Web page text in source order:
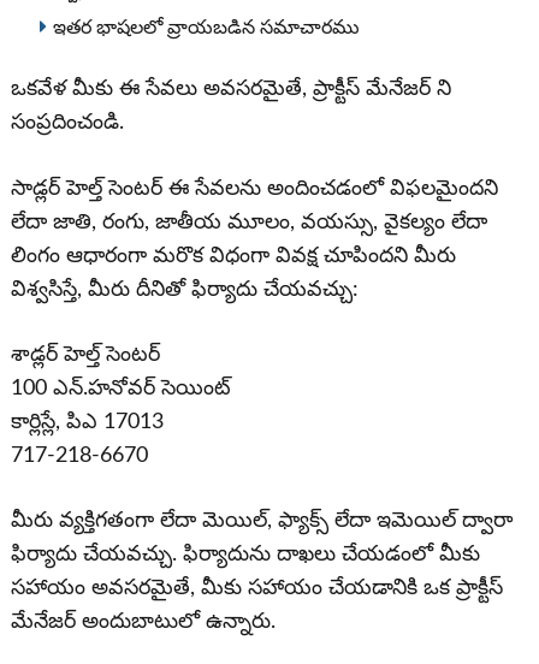
ఇతర భాషలలో వ్రాయబడిన సమాచారము
ఒకవేళ మీకు ఈ సేవలు అవసరమైతే, ప్రాక్టీస్ మేనేజర్ ని
సంప్రదించండి.
సాడ్లర్ హెల్త్ సెంటర్ ఈ సేవలను అందించడంలో విఫలమైందని
లేదా జాతి, రంగు, జాతీయ మూలం, వయస్సు, వైకల్యం లేదా
లింగం ఆధారంగా మరొక విధంగా వివక్ష చూపిందని మీరు
విశ్వసిస్తే, మీరు దీనితో ఫిర్యాదు చేయవచ్చు:
శాడ్లర్ హెల్త్ సెంటర్
100 ఎన్.హనోవర్ సెయింట్
కార్లిస్లే, పిఎ 17013
717-218-6670
మీరు వ్యక్తిగతంగా లేదా మెయిల్, ఫ్యాక్స్ లేదా ఇమెయిల్ ద్వారా
ఫిర్యాదు చేయవచ్చు. ఫిర్యాదును దాఖలు చేయడంలో మీకు
సహాయం అవసరమైతే, మీకు సహాయం చేయడానికి ఒక ప్రాక్టీస్
మేనేజర్ అందుబాటులో ఉన్నారు.